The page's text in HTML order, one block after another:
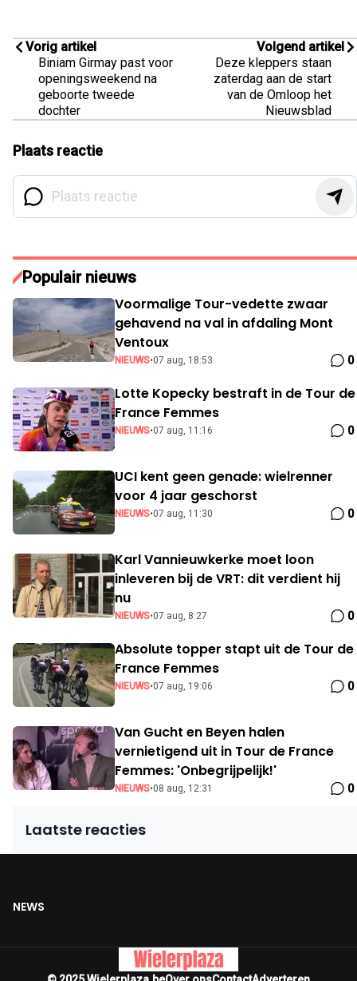
Vorig artikel
Biniam Girmay past voor
openingsweekend na
geboorte tweede
dochter
Volgend artikel
Deze kleppers staan
zaterdag aan de start
van de Omloop het
Nieuwsblad
Plaats reactie
Populair nieuws
Voormalige Tour-vedette zwaar
gehavend na val in afdaling Mont
Ventoux
NIEUWS•07 aug, 18:53 0
Lotte Kopecky bestraft in de Tour de
France Femmes
NIEUWS•07 aug, 11:16 0
UCI kent geen genade: wielrenner
voor 4 jaar geschorst
NIEUWS•07 aug, 11:30 0
Karl Vannieuwkerke moet loon
inleveren bij de VRT: dit verdient hij
nu
NIEUWS•07 aug, 8:27 0
Absolute topper stapt uit de Tour de
France Femmes
NIEUWS•07 aug, 19:06 0
Van Gucht en Beyen halen
vernietigend uit in Tour de France
Femmes: 'Onbegrijpelijk!'
NIEUWS•08 aug, 12:31 0
Laatste reacties
NEWS